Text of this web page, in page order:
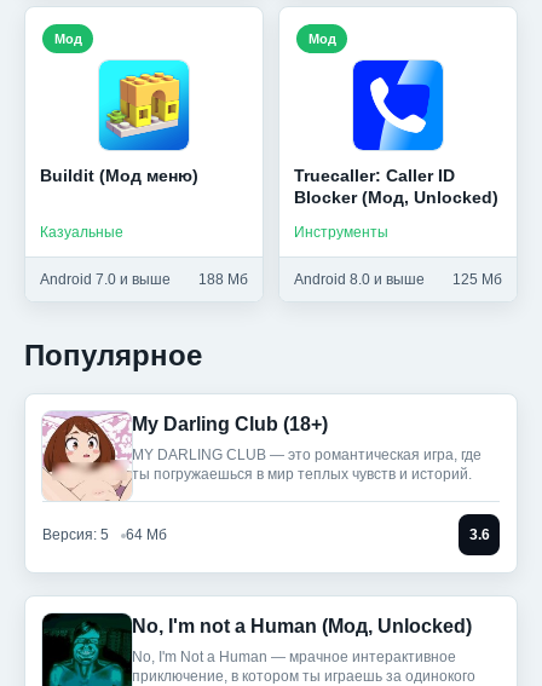
Buildit (Мод меню)
Казуальные
Android 7.0 и выше 188 Мб
Мод
Truecaller: Caller ID
Blocker (Мод, Unlocked)
Инструменты
Android 8.0 и выше 125 Мб
Мод
Популярное
My Darling Club (18+)
MY DARLING CLUB — это романтическая игра, где
ты погружаешься в мир теплых чувств и историй.
Версия: 5 64 Мб 3.6
No, I'm not a Human (Мод, Unlocked)
No, I'm Not a Human — мрачное интерактивное
приключение, в котором ты играешь за одинокого